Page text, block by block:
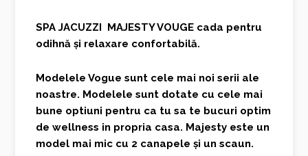
SPA JACUZZI MAJESTY VOUGE cada pentru
odihnă și relaxare confortabilă.
Modelele Vogue sunt cele mai noi serii ale
noastre. Modelele sunt dotate cu cele mai
bune optiuni pentru ca tu sa te bucuri optim
de wellness in propria casa. Majesty este un
model mai mic cu 2 canapele și un scaun.